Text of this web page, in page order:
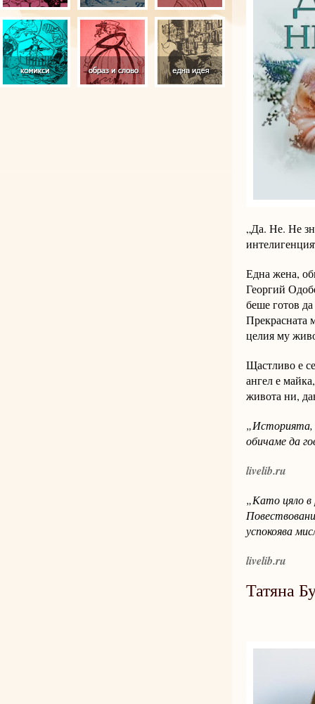
„Да. Не. Не
Една жена,
Георгий
беше готов
Прекрасната
целия му
Щастливо е
ангел е
живота ни,
„Историята,
обичаме да
livelib.ru
„Като цяло в
успокоява
livelib.ru
Татяна